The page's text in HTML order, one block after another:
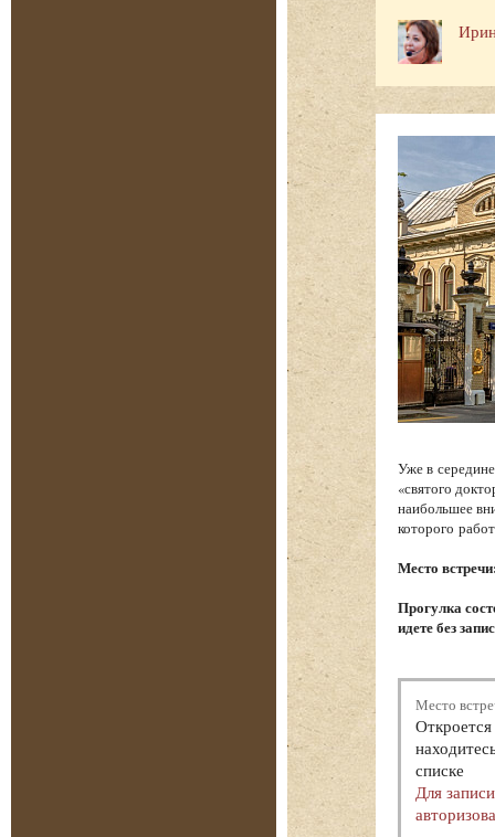
Уже в
«святого
наибольшее
которого
Место
Прогулка
идете без
Место
списке
Для